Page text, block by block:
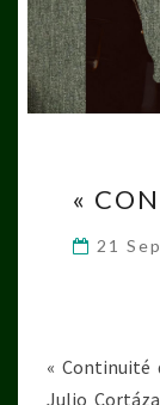
«
21
« Continuité
Julio